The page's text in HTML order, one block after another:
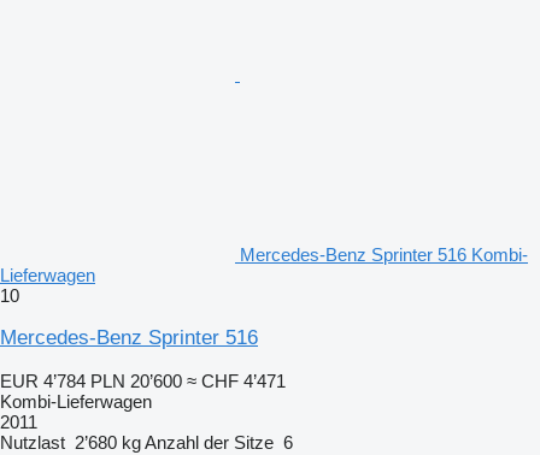
Mercedes-Benz Sprinter 516 Kombi-
Lieferwagen
10
Mercedes-Benz Sprinter 516
EUR 4’784 PLN 20’600 ≈ CHF 4’471
Kombi-Lieferwagen
2011
Nutzlast 2’680 kgAnzahl der Sitze 6